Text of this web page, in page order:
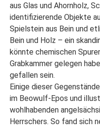
aus Glas und Ahornholz,
identifizierende Objekte
Spielstein aus Bein und
Bein und Holz – ein
könnte chemischen
Grabkammer gelegen
gefallen sein.
Einige dieser
im Beowulf-Epos und
wohlhabenden
Herrschers. So fand sich